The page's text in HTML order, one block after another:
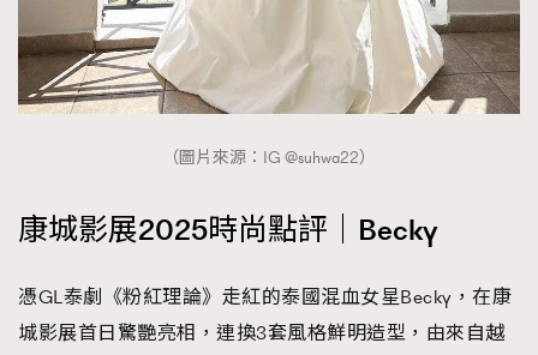
（圖片來源：IG @suhwa22）
康城影展2025時尚點評｜Becky
憑GL泰劇《粉紅理論》走紅的泰國混血女星Becky，在康
城影展首日驚艷亮相，連換3套風格鮮明造型，由來自越